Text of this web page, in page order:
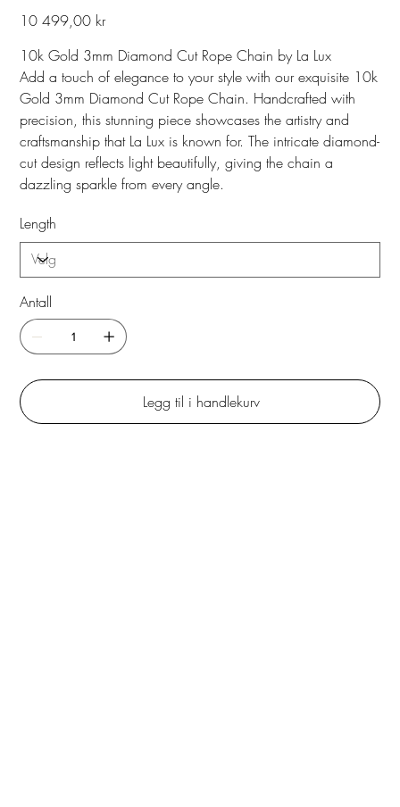
Pris
10 499,00 kr
10k Gold 3mm Diamond Cut Rope Chain by La Lux
Add a touch of elegance to your style with our exquisite 10k
Gold 3mm Diamond Cut Rope Chain. Handcrafted with
precision, this stunning piece showcases the artistry and
craftsmanship that La Lux is known for. The intricate diamond-
cut design reflects light beautifully, giving the chain a
dazzling sparkle from every angle.
Length
Antall
Legg til i handlekurv